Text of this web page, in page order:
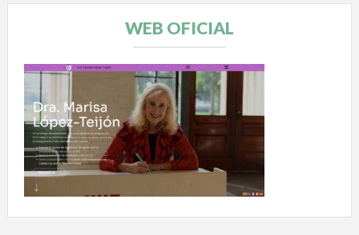
WEB OFICIAL